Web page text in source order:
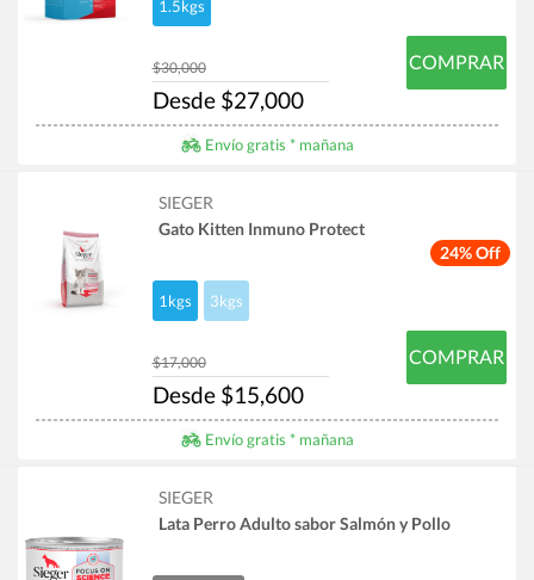
1.5kgs
$30,000
Desde $27,000
COMPRAR
Envío gratis * mañana
24% Off
SIEGER
Gato Kitten Inmuno Protect
1kgs 3kgs
$17,000
Desde $15,600
COMPRAR
Envío gratis * mañana
SIEGER
Lata Perro Adulto sabor Salmón y Pollo